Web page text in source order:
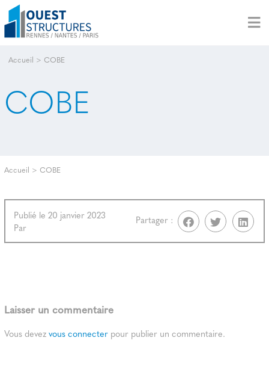
Accueil > COBE
COBE
Accueil > COBE
Publié le 20 janvier 2023
Par
Partager :
Laisser un commentaire
Vous devezvous connecter pour publier un commentaire.